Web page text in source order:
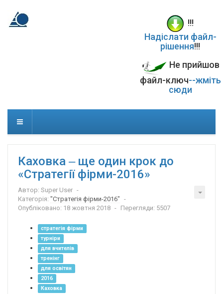
!!!
Надіслати файл-
рішення!!!
Не прийшов
файл-ключ--жміть
сюди
Каховка ‒ ще один крок до
«Стратегії фірми-2016»
Автор: Super User
Категорія: "Стратегія фірми-2016"
Опубліковано: 18 жовтня 2018
Перегляди: 5507
стратегія фірми
турніри
для вчителів
тренінг
для освітян
2016
Каховка